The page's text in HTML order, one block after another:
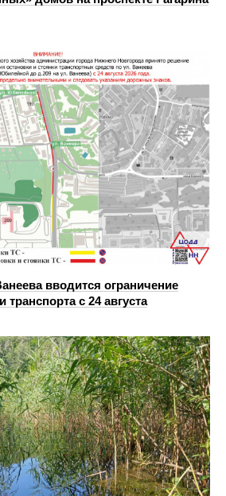
вводится ограничение
транспорта с 24 августа